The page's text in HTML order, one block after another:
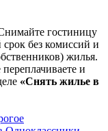
гостиницу
без комиссий и
жилья.
и
«Снять жилье в